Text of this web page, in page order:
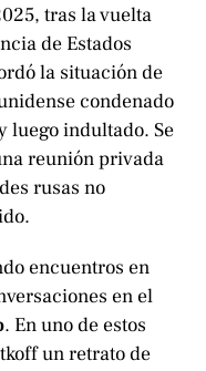
tras la vuelta
de Estados
la situación de
condenado
luego indultado. Se
reunión privada
rusas no
encuentros en
en el
. En uno de estos
un retrato de